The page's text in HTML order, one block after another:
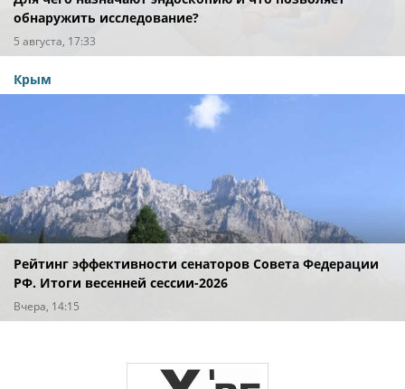
обнаружить исследование?
5 августа, 17:33
Крым
Рейтинг эффективности сенаторов Совета Федерации
РФ. Итоги весенней сессии-2026
Вчера, 14:15